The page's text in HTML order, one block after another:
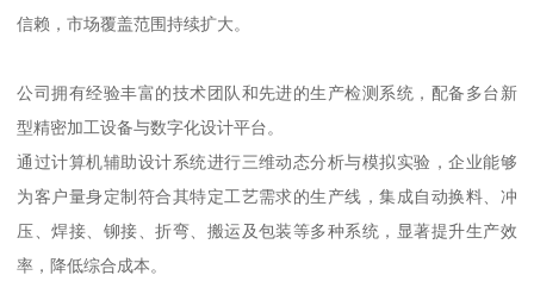
信赖，市场覆盖范围持续扩大。
公司拥有经验丰富的技术团队和先进的生产检测系统，配备多台新
型精密加工设备与数字化设计平台。
通过计算机辅助设计系统进行三维动态分析与模拟实验，企业能够
为客户量身定制符合其特定工艺需求的生产线，集成自动换料、冲
压、焊接、铆接、折弯、搬运及包装等多种系统，显著提升生产效
率，降低综合成本。